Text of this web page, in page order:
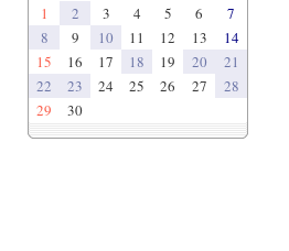
1 2 3 4 5 6
7
8
9 10 11 12 13
14
15
16 17 18 19 20
21
22
23 24 25 26 27
28
29
30